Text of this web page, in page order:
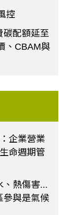
控
碳配額延至
、CBAM與
企業營業
命週期管
、熱傷害...
參與是氣候